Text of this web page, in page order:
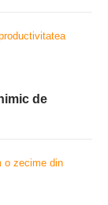
de